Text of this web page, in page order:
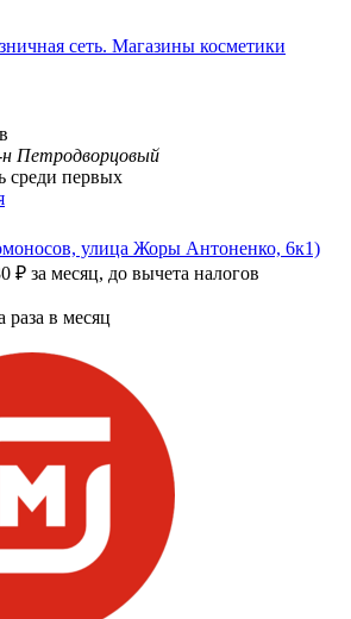
сеть. Магазины косметики
Петродворцовый
среди первых
улица Жоры Антоненко, 6к1)
₽ за месяц, до вычета налогов
в месяц